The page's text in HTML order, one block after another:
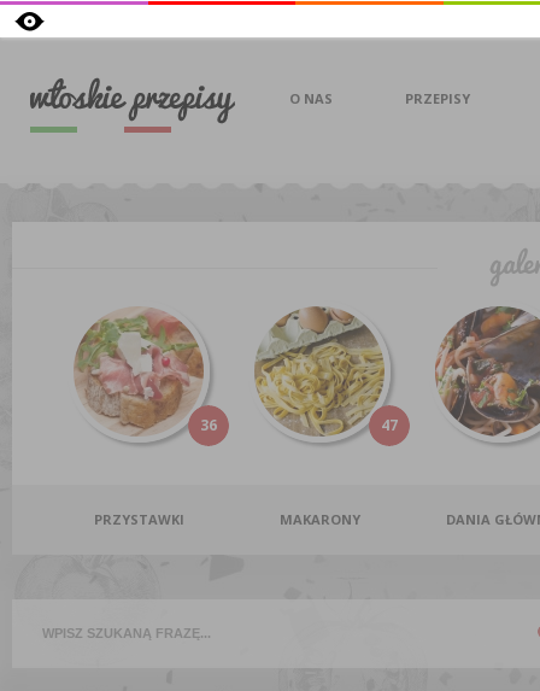
O NAS PRZEPISY
36
PRZYSTAWKI
47
MAKARONY DANIA